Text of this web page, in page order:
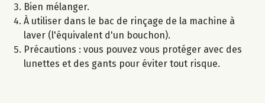
Bien mélanger.
À utiliser dans le bac de rinçage de la machine à
laver (l'équivalent d'un bouchon).
Précautions : vous pouvez vous protéger avec des
lunettes et des gants pour éviter tout risque.